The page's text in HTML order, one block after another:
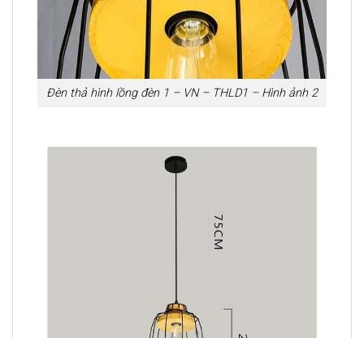
Đèn thả hình lồng đèn 1 – VN – THLD1 – Hình ảnh 2